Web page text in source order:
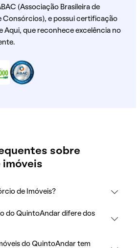
(Associação Brasileira de
Consórcios), e possui certificação
Aqui, que reconhece excelência no
sobre
imóveis
de Imóveis?
do QuintoAndar difere dos
do QuintoAndar tem